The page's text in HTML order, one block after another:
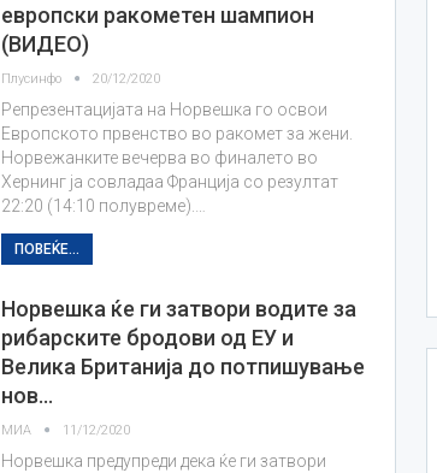
европски ракометен шампион
(ВИДЕО)
Плусинфо 20/12/2020
Репрезентацијата на Норвешка го освои
Европското првенство во ракомет за жени.
Норвежанките вечерва во финалето во
Хернинг ја совладаа Франција со резултат
22:20 (14:10 полувреме).…
ПОВЕЌЕ...
Норвешка ќе ги затвори водите за
рибарските бродови од ЕУ и
Велика Британија до потпишување
нов…
МИА 11/12/2020
Норвешка предупреди дека ќе ги затвори